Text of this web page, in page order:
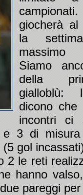
giocherà al
la
massimo
Siamo
della
gialloblù:
dicono che
incontri ci
e 3 di
gol
2 le reti
hanno
pareggi